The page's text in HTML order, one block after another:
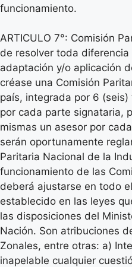
funcionamiento.
ARTICULO 7°: Comisión
de resolver toda
adaptación y/o aplicación
créase una Comisión
país, integrada por 6
por cada parte signataria,
mismas un asesor por
serán oportunamente
Paritaria Nacional de la
funcionamiento de las
deberá ajustarse en todo
establecido en las leyes
las disposiciones del
Nación. Son atribuciones
Zonales, entre otras: a)
inapelable cualquier